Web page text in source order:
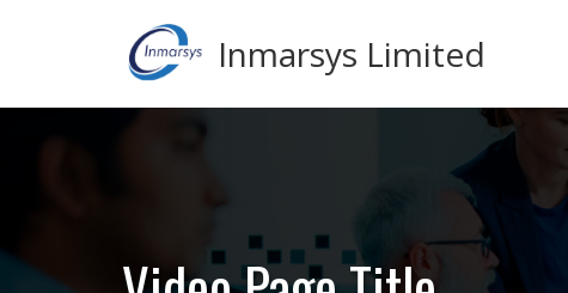
Inmarsys Limited